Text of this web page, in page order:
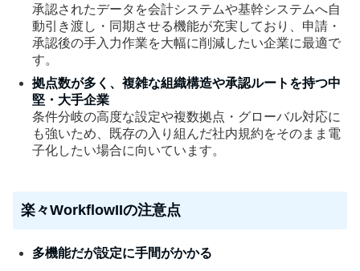
承認されたデータを会計システムや基幹システムへ自
動引き渡し・同期させる機能が充実しており、申請・
承認後の手入力作業を大幅に削減したい企業に最適で
す。
拠点数が多く、複雑な組織構造や承認ルートを持つ中
堅・大手企業
条件分岐の高度な設定や複数拠点・グローバル対応に
も強いため、既存の入り組んだ社内規約をそのまま電
子化したい場合に向いています。
楽々WorkflowIIの注意点
多機能だが設定に手間がかかる